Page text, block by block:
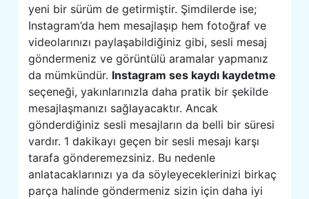
yeni bir sürüm de getirmiştir. Şimdilerde ise;
Instagram’da hem mesajlaşıp hem fotoğraf ve
videolarınızı paylaşabildiğiniz gibi, sesli mesaj
göndermeniz ve görüntülü aramalar yapmanız
da mümkündür. Instagram ses kaydı kaydetme
seçeneği, yakınlarınızla daha pratik bir şekilde
mesajlaşmanızı sağlayacaktır. Ancak
gönderdiğiniz sesli mesajların da belli bir süresi
vardır. 1 dakikayı geçen bir sesli mesajı karşı
tarafa gönderemezsiniz. Bu nedenle
anlatacaklarınızı ya da söyleyeceklerinizi birkaç
parça halinde göndermeniz sizin için daha iyi